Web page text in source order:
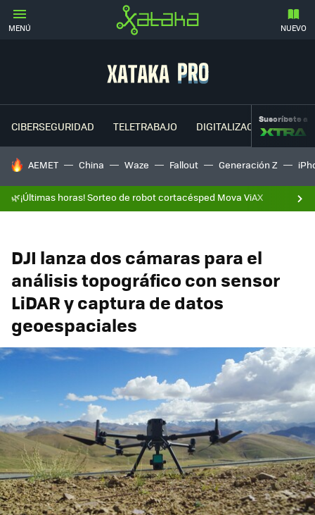
MENÚ NUEVO
CIBERSEGURIDAD TELETRABAJO DIGITALIZACIÓNSuscríbete a
HOY SE HABLA DE
AEMET China Waze Fallout Generación Z
🌿¡Últimas horas! Sorteo de robot cortacésped Mova ViAX
DJI lanza dos cámaras para el
análisis topográfico con sensor
LiDAR y captura de datos
geoespaciales